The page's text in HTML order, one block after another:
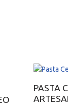
PASTA